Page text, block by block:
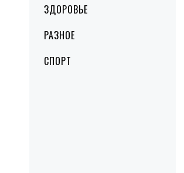
ЗДОРОВЬЕ
РАЗНОЕ
СПОРТ